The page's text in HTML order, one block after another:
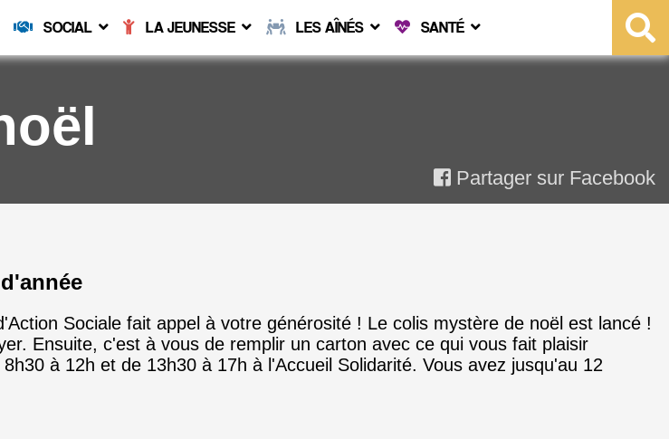
SOCIAL LA JEUNESSE LES AÎNÉS SANTÉ
Partager sur Facebook
Sociale fait appel à votre générosité ! Le colis mystère de noël est lancé !
Ensuite, c'est à vous de remplir un carton avec ce qui vous fait plaisir
à 12h et de 13h30 à 17h à l'Accueil Solidarité. Vous avez jusqu'au 12